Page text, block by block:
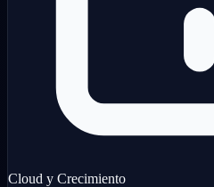
Cloud y Crecimiento